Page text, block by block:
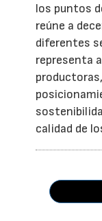
los puntos
reúne a
diferentes
representa
calidad de